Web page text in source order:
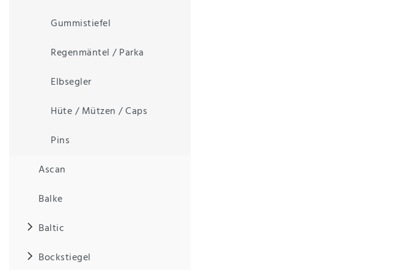
Gummistiefel
Regenmäntel / Parka
Elbsegler
Hüte / Mützen / Caps
Pins
Ascan
Balke
Baltic
Bockstiegel
ich, dass
Daten­
erklärung
habe.